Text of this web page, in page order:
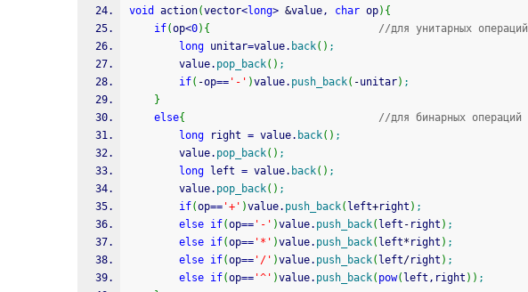
void
action(vector<long> &value, char op) {
if(op<0) {
//для унитарных операций
long unitar=value. back( ) ;
		value.
pop_back( ) ;
if( -op== '-' )value. push_back( -unitar) ;
}
else{
//для бинарных операций
long right = value. back( ) ;
		value.
pop_back( ) ;
long left = value. back( ) ;
		value.
pop_back( ) ;
if(op== '+' )value. push_back( left+right ) ;
else if(op== '-' )value. push_back( left - right ) ;
else if(op== '*' )value. push_back( left* right ) ;
else if(op== '/' )value. push_back( left/right ) ;
else if(op== '^' )value. push_back( pow( left,right ) ) ;